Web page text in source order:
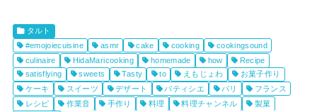
タルト
#emojoiecuisine
asmr cake cooking
cookingsound
culinaire
HidaMaricooking homemade how
Recipe
satisflying
sweets Tasty to えもじょわ
お菓子作り
ケーキ
スイーツ デザート パティシエ パリ
フランス
レシピ
作業音 手作り 料理 料理チャンネル
製菓